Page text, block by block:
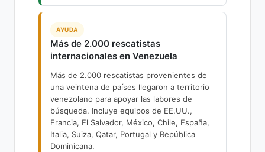
AYUDA
Más de 2.000 rescatistas
internacionales en Venezuela
Más de 2.000 rescatistas provenientes de
una veintena de países llegaron a territorio
venezolano para apoyar las labores de
búsqueda. Incluye equipos de EE.UU.,
Francia, El Salvador, México, Chile, España,
Italia, Suiza, Qatar, Portugal y República
Dominicana.